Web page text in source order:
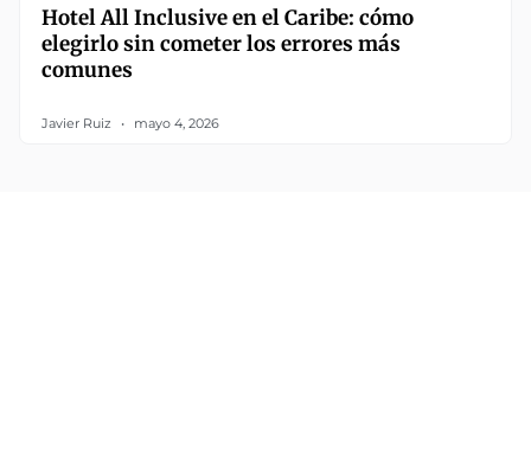
Hotel All Inclusive en el Caribe: cómo
elegirlo sin cometer los errores más
comunes
Javier Ruiz mayo 4, 2026